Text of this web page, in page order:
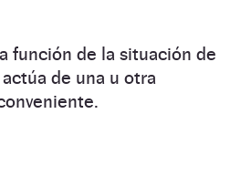
función de la situación de
de una u otra